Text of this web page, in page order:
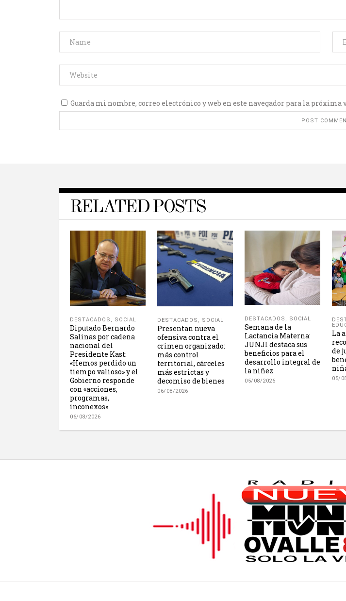
Guarda mi nombre, correo electrónico y web en este navegador para la próxima
RELATED POSTS
DESTACADOS , SOCIAL
Diputado Bernardo
Salinas por cadena
nacional del
Presidente Kast:
«Hemos perdido un
tiempo valioso» y el
Gobierno responde
con «acciones,
programas,
inconexos»
06/08/2026
DESTACADOS , SOCIAL
Presentan nueva
ofensiva contra el
crimen organizado:
más control
territorial, cárceles
más estrictas y
decomiso de bienes
06/08/2026
DESTACADOS , SOCIAL
Semana de la
Lactancia Materna:
JUNJI destaca sus
beneficios para el
desarrollo integral de
la niñez
05/08/2026
La
de
05/